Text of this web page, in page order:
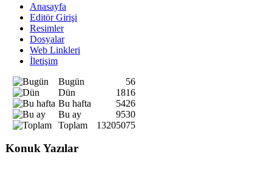
Anasayfa
Editör Girişi
Resimler
Dosyalar
Web Linkleri
İletişim
Bugün
56
Dün
1816
Bu hafta
5426
Bu ay
9530
Toplam
13205075
Konuk Yazılar